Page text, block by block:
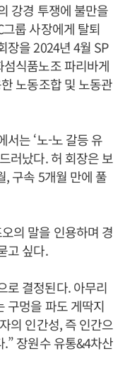
강경 투쟁에 불만을
룹 사장에게 탈퇴
장을 2024년 4월 SP
식품노조 파리바게
노동조합 및 노동관
서는 ‘노-노 갈등 유
러났다. 허 회장은 보
, 구속 5개월 만에 풀
의 말을 인용하며 경
고 싶다.
로 결정된다. 아무리
구멍을 파도 게딱지
의 인간성, 즉 인간으
장원수 유통&4차산